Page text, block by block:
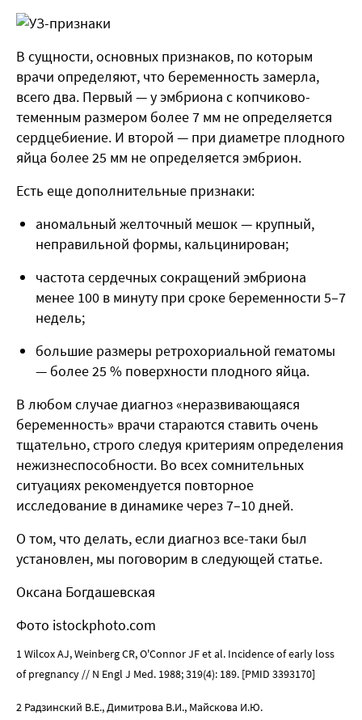
В сущности, основных признаков, по которым
врачи определяют, что беременность замерла,
всего два. Первый — у эмбриона с копчиково-
теменным размером более 7 мм не определяется
сердцебиение. И второй — при диаметре плодного
яйца более 25 мм не определяется эмбрион.
Есть еще дополнительные признаки:
аномальный желточный мешок — крупный,
неправильной формы, кальцинирован;
частота сердечных сокращений эмбриона
менее 100 в минуту при сроке беременности 5–7
недель;
большие размеры ретрохориальной гематомы
— более 25 % поверхности плодного яйца.
В любом случае диагноз «неразвивающаяся
беременность» врачи стараются ставить очень
тщательно, строго следуя критериям определения
нежизнеспособности. Во всех сомнительных
ситуациях рекомендуется повторное
исследование в динамике через 7–10 дней.
О том, что делать, если диагноз все-таки был
установлен, мы поговорим в следующей статье.
Оксана Богдашевская
Фото istockphoto.com
1 Wilcox AJ, Weinberg CR, O'Connor JF et al. Incidence of early loss
of pregnancy // N Engl J Med. 1988; 319(4): 189. [PMID 3393170]
2 Радзинский В.Е., Димитрова В.И., Майскова И.Ю.